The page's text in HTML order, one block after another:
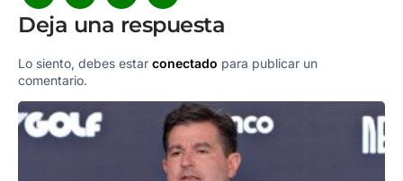
Deja una respuesta
Lo siento, debes estar conectado para publicar un
comentario.